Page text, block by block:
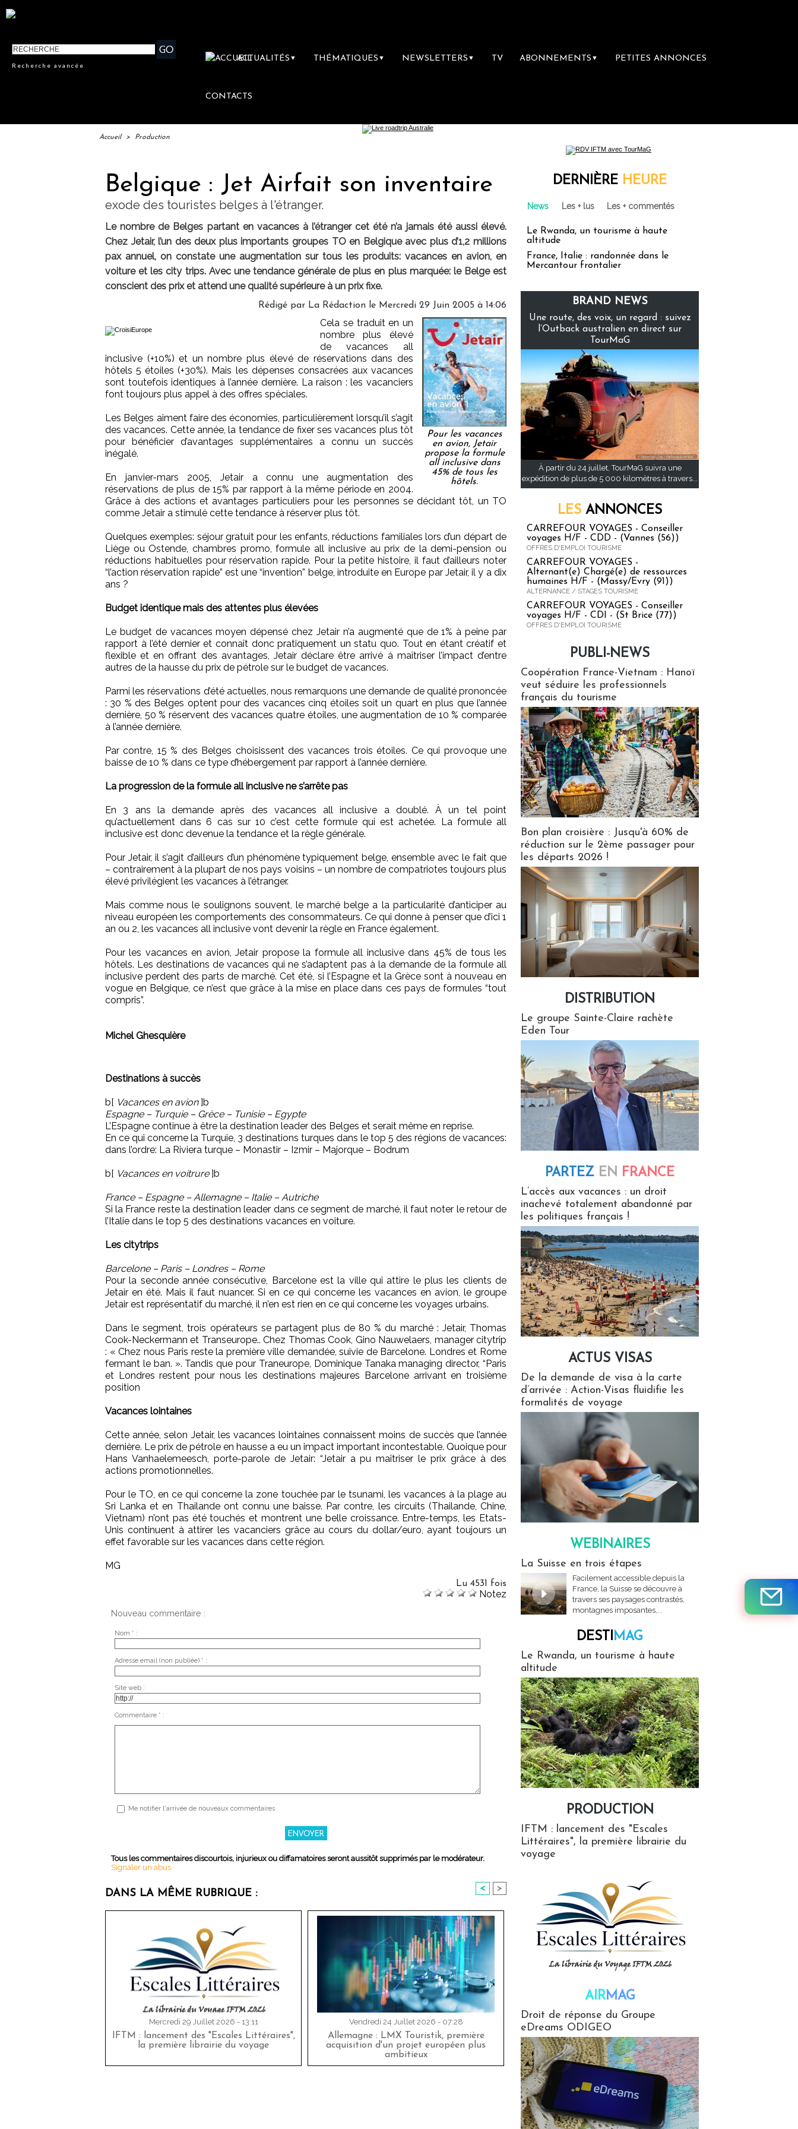
Recherche avancée
ACTUALITÉS ▼ THÉMATIQUES ▼ NEWSLETTERS ▼ TV ABONNEMENTS ▼ PETITES ANNONCES
CONTACTS
Accueil > Production
Belgique : Jet Airfait son inventaire
exode des touristes belges à l'étranger.
Le nombre de Belges partant en vacances à l’étranger cet été n’a jamais été aussi élevé.
Chez Jetair, l’un des deux plus importants groupes TO en Belgique avec plus d’1,2 millions
pax annuel, on constate une augmentation sur tous les produits: vacances en avion, en
voiture et les city trips. Avec une tendance générale de plus en plus marquée: le Belge est
conscient des prix et attend une qualité supérieure à un prix fixe.
Rédigé par La Rédaction le Mercredi 29 Juin 2005 à 14:06
Pour les vacances
en avion, Jetair
propose la formule
all inclusive dans
45% de tous les
hôtels.
Cela se traduit en un
nombre plus élevé
de vacances all
inclusive (+10%) et un nombre plus élevé de réservations dans des
hôtels 5 étoiles (+30%). Mais les dépenses consacrées aux vacances
sont toutefois identiques à l’année dernière. La raison : les vacanciers
font toujours plus appel à des offres spéciales.
Les Belges aiment faire des économies, particulièrement lorsqu’il s’agit
des vacances. Cette année, la tendance de fixer ses vacances plus tôt
pour bénéficier d’avantages supplémentaires a connu un succès
inégalé.
En janvier-mars 2005, Jetair a connu une augmentation des
réservations de plus de 15% par rapport à la même période en 2004.
Grâce à des actions et avantages particuliers pour les personnes se décidant tôt, un TO
comme Jetair a stimulé cette tendance à réserver plus tôt.
Quelques exemples: séjour gratuit pour les enfants, réductions familiales lors d’un départ de
Liège ou Ostende, chambres promo, formule all inclusive au prix de la demi-pension ou
réductions habituelles pour réservation rapide. Pour la petite histoire, il faut d’ailleurs noter
“l’action réservation rapide” est une “invention” belge, introduite en Europe par Jetair, il y a dix
ans ?
Budget identique mais des attentes plus élevées
Le budget de vacances moyen dépensé chez Jetair n’a augmenté que de 1% à peine par
rapport à l’été dernier et connaît donc pratiquement un statu quo. Tout en étant créatif et
flexible et en offrant des avantages, Jetair déclare être arrivé à maîtriser l’impact d’entre
autres de la hausse du prix de pétrole sur le budget de vacances.
Parmi les réservations d’été actuelles, nous remarquons une demande de qualité prononcée
: 30 % des Belges optent pour des vacances cinq étoiles soit un quart en plus que l’année
dernière, 50 % réservent des vacances quatre étoiles, une augmentation de 10 % comparée
à l’année dernière.
Par contre, 15 % des Belges choisissent des vacances trois étoiles. Ce qui provoque une
baisse de 10 % dans ce type d’hébergement par rapport à l’année dernière.
La progression de la formule all inclusive ne s’arrête pas
En 3 ans la demande après des vacances all inclusive a doublé. À un tel point
qu’actuellement dans 6 cas sur 10 c’est cette formule qui est achetée. La formule all
inclusive est donc devenue la tendance et la règle générale.
Pour Jetair, il s’agit d’ailleurs d’un phénomène typiquement belge, ensemble avec le fait que
– contrairement à la plupart de nos pays voisins – un nombre de compatriotes toujours plus
élevé privilégient les vacances à l’étranger.
Mais comme nous le soulignons souvent, le marché belge a la particularité d’anticiper au
niveau européen les comportements des consommateurs. Ce qui donne à penser que d’ici 1
an ou 2, les vacances all inclusive vont devenir la règle en France également.
Pour les vacances en avion, Jetair propose la formule all inclusive dans 45% de tous les
hôtels. Les destinations de vacances qui ne s’adaptent pas à la demande de la formule all
inclusive perdent des parts de marché. Cet été, si l’Espagne et la Grèce sont à nouveau en
vogue en Belgique, ce n’est que grâce à la mise en place dans ces pays de formules “tout
compris”.
Michel Ghesquière
Destinations à succès
b[ Vacances en avion]b
Espagne – Turquie – Grèce – Tunisie – Egypte
L’Espagne continue à être la destination leader des Belges et serait même en reprise.
En ce qui concerne la Turquie, 3 destinations turques dans le top 5 des régions de vacances:
dans l’ordre: La Riviera turque – Monastir – Izmir – Majorque – Bodrum
b[ Vacances en voitrure]b
France – Espagne – Allemagne – Italie – Autriche
Si la France reste la destination leader dans ce segment de marché, il faut noter le retour de
l’Italie dans le top 5 des destinations vacances en voiture.
Les citytrips
Barcelone – Paris – Londres – Rome
Pour la seconde année consécutive, Barcelone est la ville qui attire le plus les clients de
Jetair en été. Mais il faut nuancer. Si en ce qui concerne les vacances en avion, le groupe
Jetair est représentatif du marché, il n’en est rien en ce qui concerne les voyages urbains.
Dans le segment, trois opérateurs se partagent plus de 80 % du marché : Jetair, Thomas
Cook-Neckermann et Transeurope.. Chez Thomas Cook, Gino Nauwelaers, manager citytrip
: « Chez nous Paris reste la première ville demandée, suivie de Barcelone. Londres et Rome
fermant le ban. ». Tandis que pour Traneurope, Dominique Tanaka managing director, “Paris
et Londres restent pour nous les destinations majeures Barcelone arrivant en troisième
position
Vacances lointaines
Cette année, selon Jetair, les vacances lointaines connaissent moins de succès que l’année
dernière. Le prix de pétrole en hausse a eu un impact important incontestable. Quoique pour
Hans Vanhaelemeesch, porte-parole de Jetair: “Jetair a pu maîtriser le prix grâce à des
actions promotionnelles.
Pour le TO, en ce qui concerne la zone touchée par le tsunami, les vacances à la plage au
Sri Lanka et en Thailande ont connu une baisse. Par contre, les circuits (Thailande, Chine,
Vietnam) n’ont pas été touchés et montrent une belle croissance. Entre-temps, les Etats-
Unis continuent à attirer les vacanciers grâce au cours du dollar/euro, ayant toujours un
effet favorable sur les vacances dans cette région.
MG
Lu 4531 fois
Notez
Nouveau commentaire :
Nom * :
Adresse email (non publiée) * :
Site web :
Commentaire * :
Me notifier l'arrivée de nouveaux commentaires
Tous les commentaires discourtois, injurieux ou diffamatoires seront aussitôt supprimés par le modérateur.
Signaler un abus
DANS LA MÊME RUBRIQUE : < >
Mercredi 29 Juillet 2026 - 13:11
IFTM : lancement des "Escales Littéraires",
la première librairie du voyage
Vendredi 24 Juillet 2026 - 07:28
Allemagne : LMX Touristik, première
acquisition d'un projet européen plus
ambitieux
DERNIÈRE HEURE
News Les + lus Les + commentés
Le Rwanda, un tourisme à haute
altitude
France, Italie : randonnée dans le
Mercantour frontalier
BRAND NEWS
Une route, des voix, un regard : suivez
l’Outback australien en direct sur
TourMaG
À partir du 24 juillet, TourMaG suivra une
expédition de plus de 5 000 kilomètres à travers...
LES ANNONCES
CARREFOUR VOYAGES - Conseiller
voyages H/F - CDD - (Vannes (56))
OFFRES D'EMPLOI TOURISME
CARREFOUR VOYAGES -
Alternant(e) Chargé(e) de ressources
humaines H/F - (Massy/Evry (91))
ALTERNANCE / STAGES TOURISME
CARREFOUR VOYAGES - Conseiller
voyages H/F - CDI - (St Brice (77))
OFFRES D'EMPLOI TOURISME
PUBLI-NEWS
Coopération France-Vietnam : Hanoï
veut séduire les professionnels
français du tourisme
Bon plan croisière : Jusqu'à 60% de
réduction sur le 2ème passager pour
les départs 2026 !
DISTRIBUTION
Le groupe Sainte-Claire rachète
Eden Tour
PARTEZ EN FRANCE
L’accès aux vacances : un droit
inachevé totalement abandonné par
les politiques français !
ACTUS VISAS
De la demande de visa à la carte
d’arrivée : Action-Visas fluidifie les
formalités de voyage
WEBINAIRES
La Suisse en trois étapes
Facilement accessible depuis la
France, la Suisse se découvre à
travers ses paysages contrastés,
montagnes imposantes,...
DESTIMAG
Le Rwanda, un tourisme à haute
altitude
PRODUCTION
IFTM : lancement des "Escales
Littéraires", la première librairie du
voyage
AIRMAG
Droit de réponse du Groupe
eDreams ODIGEO